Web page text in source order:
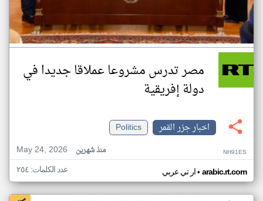
مصر تدرس مشروعا عملاقا جديدا في
دولة إفريقية
اخبار جزر القمر
Politics
May 24, 2026
منذ شهرين NH91ES
ار تي عربي• arabic.rt.com عدد الكلمات: ٢٥٤